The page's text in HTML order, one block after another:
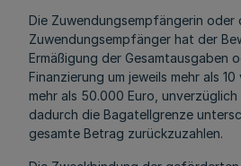
Die Zuwendungsempfängerin oder
Zuwendungsempfänger hat der
Ermäßigung der Gesamtausgaben
Finanzierung um jeweils mehr als
mehr als 50.000 Euro,
dadurch die Bagatellgrenze
gesamte Betrag zurückzuzahlen.